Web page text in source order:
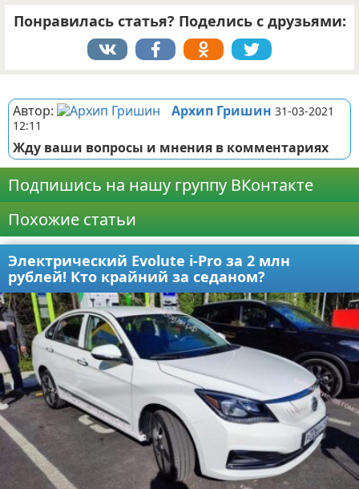
Понравилась статья? Поделись с друзьями:
Автор: Архип Гришин 31-03-2021
12:11
Жду ваши вопросы и мнения в комментариях
Подпишись на нашу группу ВКонтакте
Похожие статьи
Электрический Evolute i-Pro за 2 млн
рублей! Кто крайний за седаном?